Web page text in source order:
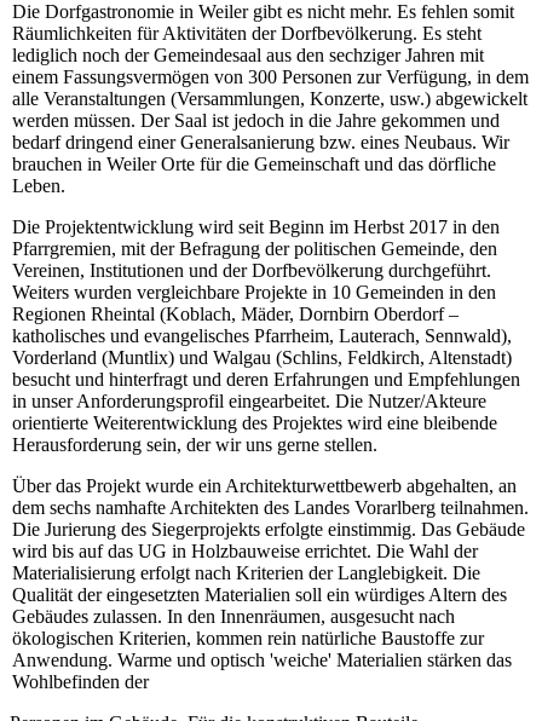
Die Dorfgastronomie in Weiler gibt es nicht mehr. Es fehlen somit
Räumlichkeiten für Aktivitäten der Dorfbevölkerung. Es steht
lediglich noch der Gemeindesaal aus den sechziger Jahren mit
einem Fassungsvermögen von 300 Personen zur Verfügung, in dem
alle Veranstaltungen (Versammlungen, Konzerte, usw.) abgewickelt
werden müssen. Der Saal ist jedoch in die Jahre gekommen und
bedarf dringend einer Generalsanierung bzw. eines Neubaus. Wir
brauchen in Weiler Orte für die Gemeinschaft und das dörfliche
Leben.
Die Projektentwicklung wird seit Beginn im Herbst 2017 in den
Pfarrgremien, mit der Befragung der politischen Gemeinde, den
Vereinen, Institutionen und der Dorfbevölkerung durchgeführt.
Weiters wurden vergleichbare Projekte in 10 Gemeinden in den
Regionen Rheintal (Koblach, Mäder, Dornbirn Oberdorf –
katholisches und evangelisches Pfarrheim, Lauterach, Sennwald),
Vorderland (Muntlix) und Walgau (Schlins, Feldkirch, Altenstadt)
besucht und hinterfragt und deren Erfahrungen und Empfehlungen
in unser Anforderungsprofil eingearbeitet. Die Nutzer/Akteure
orientierte Weiterentwicklung des Projektes wird eine bleibende
Herausforderung sein, der wir uns gerne stellen.
Über das Projekt wurde ein Architekturwettbewerb abgehalten, an
dem sechs namhafte Architekten des Landes Vorarlberg teilnahmen.
Die Jurierung des Siegerprojekts erfolgte einstimmig. Das Gebäude
wird bis auf das UG in Holzbauweise errichtet. Die Wahl der
Materialisierung erfolgt nach Kriterien der Langlebigkeit. Die
Qualität der eingesetzten Materialien soll ein würdiges Altern des
Gebäudes zulassen. In den Innenräumen, ausgesucht nach
ökologischen Kriterien, kommen rein natürliche Baustoffe zur
Anwendung. Warme und optisch 'weiche' Materialien stärken das
Wohlbefinden der